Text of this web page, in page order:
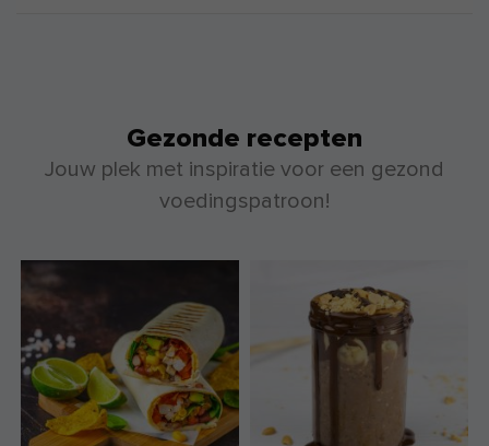
Gezonde recepten
Jouw plek met inspiratie voor een gezond
voedingspatroon!